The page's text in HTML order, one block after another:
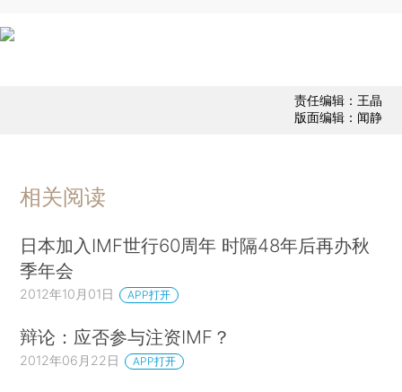
责任编辑：王晶
版面编辑：闻静
相关阅读
日本加入IMF世行60周年 时隔48年后再办秋
季年会
2012年10月01日 APP打开
辩论：应否参与注资IMF？
2012年06月22日 APP打开